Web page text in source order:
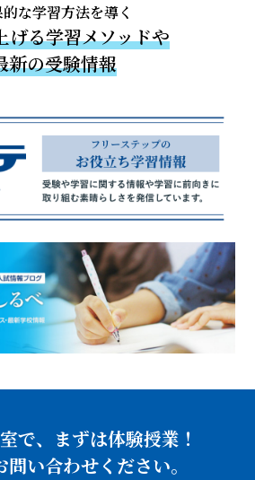
な学習方法を導く
げる学習メソッドや
新の受験情報
で、まずは体験授業！
い合わせください。